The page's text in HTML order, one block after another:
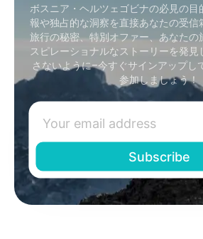
ボスニア・ヘルツェゴビナの必見の
報や独占的な洞察を直接あなたの受信
旅行の秘密、特別オファー、あなたの
スピレーショナルなストーリーを発
さないように–今すぐサインアップし
参加しましょう！